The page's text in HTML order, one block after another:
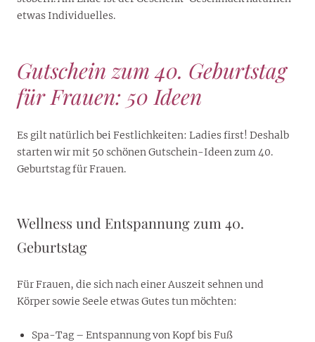
etwas Individuelles.
Gutschein zum 40. Geburtstag
für Frauen: 50 Ideen
Es gilt natürlich bei Festlichkeiten: Ladies first! Deshalb
starten wir mit 50 schönen Gutschein-Ideen zum 40.
Geburtstag für Frauen.
Wellness und Entspannung zum 40.
Geburtstag
Für Frauen, die sich nach einer Auszeit sehnen und
Körper sowie Seele etwas Gutes tun möchten:
Spa-Tag – Entspannung von Kopf bis Fuß